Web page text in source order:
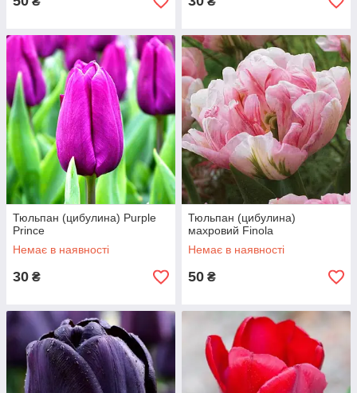
Тюльпан (цибулина) Purple
Prince
Немає в наявності
30 ₴
Тюльпан (цибулина)
махровий Finola
Немає в наявності
50 ₴